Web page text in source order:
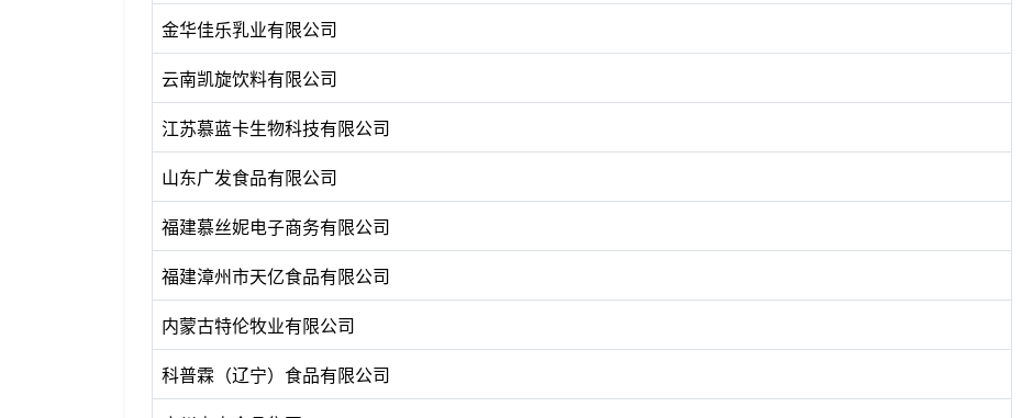
金华佳乐乳业有限公司
云南凯旋饮料有限公司
江苏慕蓝卡生物科技有限公司
山东广发食品有限公司
福建慕丝妮电子商务有限公司
福建漳州市天亿食品有限公司
内蒙古特伦牧业有限公司
科普霖（辽宁）食品有限公司